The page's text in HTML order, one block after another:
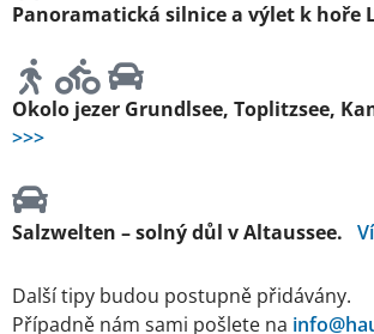
Panoramatická silnice a výlet k hoře
Okolo jezer Grundlsee, Toplitzsee,
>>>
Salzwelten – solný důl v Altaussee.
Další tipy budou postupně přidávány.
Případně nám sami pošlete na